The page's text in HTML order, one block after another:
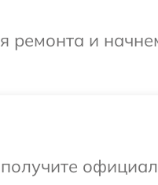
ремонта и